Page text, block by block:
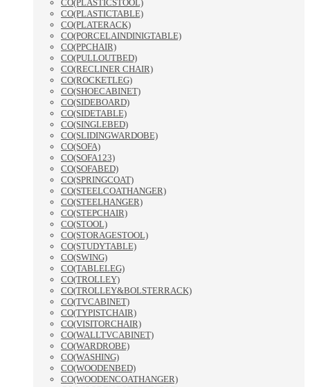
CO(PLASTICSTOOL)
CO(PLASTICTABLE)
CO(PLATERACK)
CO(PORCELAINDINIGTABLE)
CO(PPCHAIR)
CO(PULLOUTBED)
CO(RECLINER CHAIR)
CO(ROCKETLEG)
CO(SHOECABINET)
CO(SIDEBOARD)
CO(SIDETABLE)
CO(SINGLEBED)
CO(SLIDINGWARDOBE)
CO(SOFA)
CO(SOFA123)
CO(SOFABED)
CO(SPRINGCOAT)
CO(STEELCOATHANGER)
CO(STEELHANGER)
CO(STEPCHAIR)
CO(STOOL)
CO(STORAGESTOOL)
CO(STUDYTABLE)
CO(SWING)
CO(TABLELEG)
CO(TROLLEY)
CO(TROLLEY&BOLSTERRACK)
CO(TVCABINET)
CO(TYPISTCHAIR)
CO(VISITORCHAIR)
CO(WALLTVCABINET)
CO(WARDROBE)
CO(WASHING)
CO(WOODENBED)
CO(WOODENCOATHANGER)